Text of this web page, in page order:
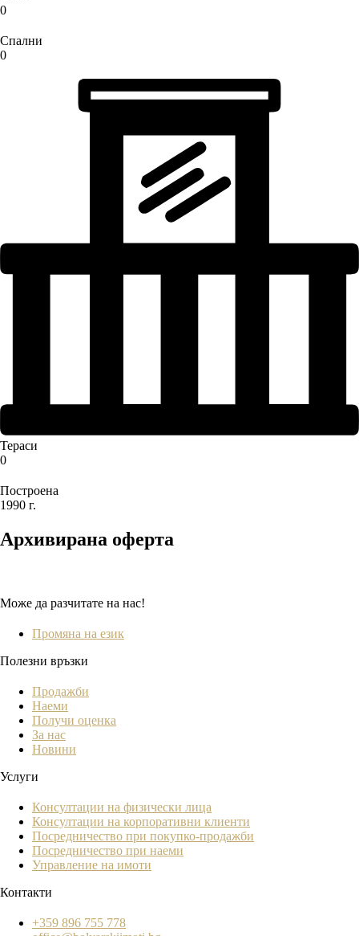
0
Спални
0
Тераси
0
Построена
1990 г.
Архивирана оферта
Може да разчитате на нас!
Промяна на език
Полезни връзки
Продажби
Наеми
Получи оценка
За нас
Новини
Услуги
Консултации на физически лица
Консултации на корпоративни клиенти
Посредничество при покупко-продажби
Посредничество при наеми
Управление на имоти
Контакти
+359 896 755 778